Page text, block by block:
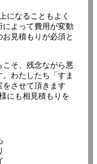
になることもよく
によって費用が変動
見積もりが必須と
こそ、残念ながら悪
わたしたち「すま
をさせて頂きます
にも相見積もりを